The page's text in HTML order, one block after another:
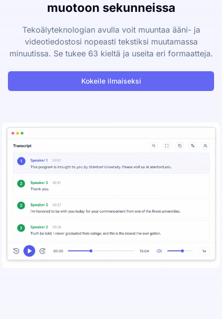
muotoon sekunneissa
Tekoälyteknologian avulla voit muuntaa ääni- ja
videotiedostosi nopeasti tekstiksi muutamassa
minuutissa. Se tukee 63 kieltä ja useita eri formaatteja.
Kokeile ilmaiseksi